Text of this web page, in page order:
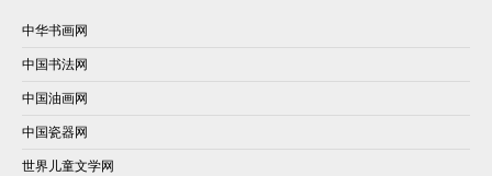
中华书画网
中国书法网
中国油画网
中国瓷器网
世界儿童文学网